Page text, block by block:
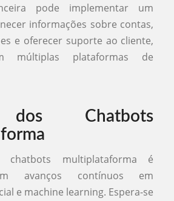
pode implementar um
informações sobre contas,
e oferecer suporte ao cliente,
múltiplas plataformas de
dos Chatbots
multiplataforma é
avanços contínuos em
e machine learning. Espera-se